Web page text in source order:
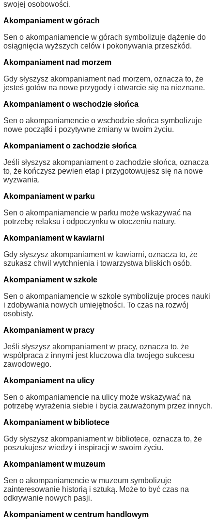
swojej osobowości.
Akompaniament w górach
Sen o akompaniamencie w górach symbolizuje dążenie do
osiągnięcia wyższych celów i pokonywania przeszkód.
Akompaniament nad morzem
Gdy słyszysz akompaniament nad morzem, oznacza to, że
jesteś gotów na nowe przygody i otwarcie się na nieznane.
Akompaniament o wschodzie słońca
Sen o akompaniamencie o wschodzie słońca symbolizuje
nowe początki i pozytywne zmiany w twoim życiu.
Akompaniament o zachodzie słońca
Jeśli słyszysz akompaniament o zachodzie słońca, oznacza
to, że kończysz pewien etap i przygotowujesz się na nowe
wyzwania.
Akompaniament w parku
Sen o akompaniamencie w parku może wskazywać na
potrzebę relaksu i odpoczynku w otoczeniu natury.
Akompaniament w kawiarni
Gdy słyszysz akompaniament w kawiarni, oznacza to, że
szukasz chwil wytchnienia i towarzystwa bliskich osób.
Akompaniament w szkole
Sen o akompaniamencie w szkole symbolizuje proces nauki
i zdobywania nowych umiejętności. To czas na rozwój
osobisty.
Akompaniament w pracy
Jeśli słyszysz akompaniament w pracy, oznacza to, że
współpraca z innymi jest kluczowa dla twojego sukcesu
zawodowego.
Akompaniament na ulicy
Sen o akompaniamencie na ulicy może wskazywać na
potrzebę wyrażenia siebie i bycia zauważonym przez innych.
Akompaniament w bibliotece
Gdy słyszysz akompaniament w bibliotece, oznacza to, że
poszukujesz wiedzy i inspiracji w swoim życiu.
Akompaniament w muzeum
Sen o akompaniamencie w muzeum symbolizuje
zainteresowanie historią i sztuką. Może to być czas na
odkrywanie nowych pasji.
Akompaniament w centrum handlowym